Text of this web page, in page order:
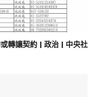
轉讓契約 | 政治 | 中央社